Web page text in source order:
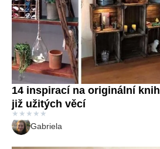
14 inspirací na originální
již užitých věcí
★ ★ ★ ★ ★
Gabriela